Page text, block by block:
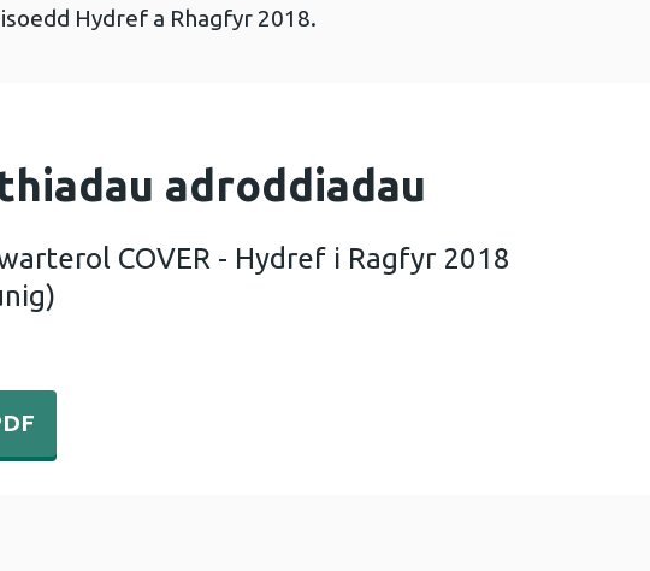
Hydref a Rhagfyr 2018.
adroddiadau
COVER - Hydref i Ragfyr 2018
Adroddiad chwarterol COVER - Hydref i Ragfyr 2018